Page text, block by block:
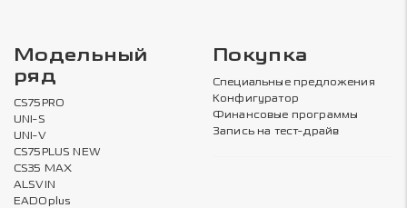
Модельный
ряд
CS75PRO
UNI-S
UNI-V
CS75PLUS NEW
CS35 MAX
ALSVIN
EADOplus
Покупка
Специальные предложения
Конфигуратор
Финансовые программы
Запись на тест-драйв